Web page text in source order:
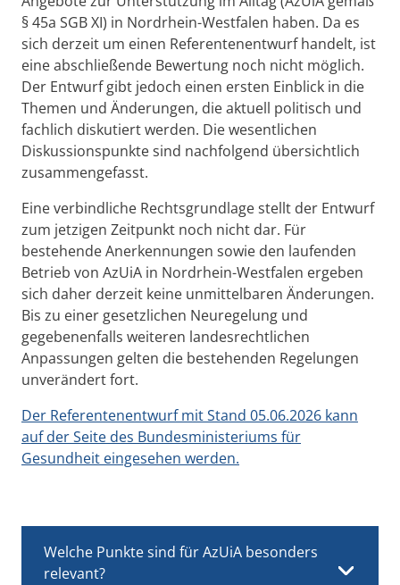
§ 45a SGB XI) in Nordrhein-Westfalen haben. Da es
sich derzeit um einen Referentenentwurf handelt, ist
eine abschließende Bewertung noch nicht möglich.
Der Entwurf gibt jedoch einen ersten Einblick in die
Themen und Änderungen, die aktuell politisch und
fachlich diskutiert werden. Die wesentlichen
Diskussionspunkte sind nachfolgend übersichtlich
zusammengefasst.
Eine verbindliche Rechtsgrundlage stellt der Entwurf
zum jetzigen Zeitpunkt noch nicht dar. Für
bestehende Anerkennungen sowie den laufenden
Betrieb von AzUiA in Nordrhein-Westfalen ergeben
sich daher derzeit keine unmittelbaren Änderungen.
Bis zu einer gesetzlichen Neuregelung und
gegebenenfalls weiteren landesrechtlichen
Anpassungen gelten die bestehenden Regelungen
unverändert fort.
Der Referentenentwurf mit Stand 05.06.2026 kann
auf der Seite des Bundesministeriums für
Gesundheit eingesehen werden.
Welche Punkte sind für AzUiA besonders
relevant?